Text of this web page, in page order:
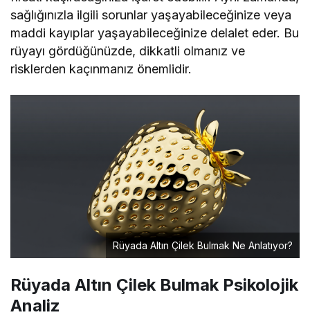
sağlığınızla ilgili sorunlar yaşayabileceğinize veya
maddi kayıplar yaşayabileceğinize delalet eder. Bu
rüyayı gördüğünüzde, dikkatli olmanız ve
risklerden kaçınmanız önemlidir.
Rüyada Altın Çilek Bulmak Ne Anlatıyor?
Rüyada Altın Çilek Bulmak Psikolojik
Analiz